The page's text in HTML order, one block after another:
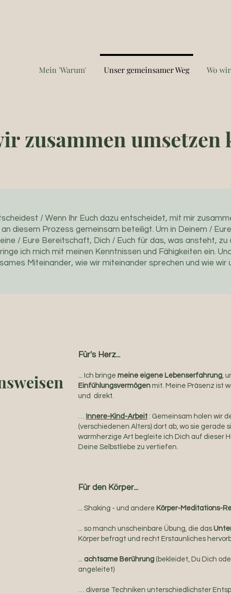
Mein 'Warum' Unser gemeinsamer Weg Wo
zusammen umsetzen
/ Wenn Ihr Euch dazu entscheidet, mit mir
an diesem Prozess gemeinsam beteiligt. Um in Deinem /
/ Eure Bereitschaft, Dich / Euch für das, was ansteht, zu
ich mich mit meinen Kenntnissen und Fähigkeiten ein.
Miteinander, wie wir miteinander sprechen und wie wir
Für's Herz...
... Ich bringe meine eigene Lebenserfahrung,
Einfühlungsvermögen mit. Meine Präsenz ist
und direkt.
… Innere-Kind-Arbeit : Gemeinsam holen wir
(verschiedenen Alters) dort ab, wo sie gerade
warmherzige Art begleite ich Dich auf dieser
Deine Selbstliebe zu vertiefen.
Für den Körper...
... Shaking - und andere Körper-Meditations-
... so manch unscheinbare Übung, die das
Körper befragt und recht Erstaunliches
... achtsame Berührung (bekleidet, Du Dich
angeleitet)
… diverse Techniken unterschiedlichster